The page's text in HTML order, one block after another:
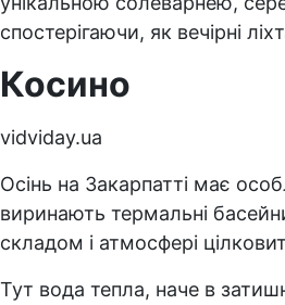
спостерігаючи, як вечірні
Косино
vidviday.ua
Осінь на Закарпатті має
виринають термальні
складом і атмосфері
Тут вода тепла, наче в